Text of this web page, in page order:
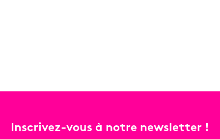
Inscrivez-vous à notre newsletter !